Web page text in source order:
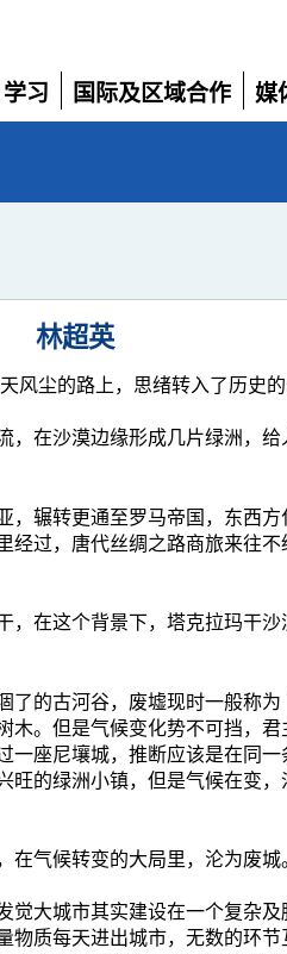
学习
展
国际及区域合作
展
媒
展
林超英
尘的路上，思绪转入了历史的
在沙漠边缘形成几片绿洲，
辗转更通至罗马帝国，东西
过，唐代丝绸之路商旅来往
在这个背景下，塔克拉玛干
的古河谷，废墟现时一般称
。但是气候变化势不可挡，
座尼壤城，推断应该是在同
的绿洲小镇，但是气候在变
气候转变的大局里，沦为废城
大城市其实建设在一个复杂
质每天进出城市，无数的环